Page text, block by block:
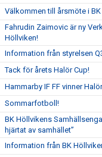
Välkommen till årsmöte i
Fahrudin Zaimovic är ny
Höllviken!
Information från styrelsen
Tack för årets Halör Cup!
Hammarby IF FF vinner
Sommarfotboll!
BK Höllvikens
hjärtat av samhället”
Information från BK